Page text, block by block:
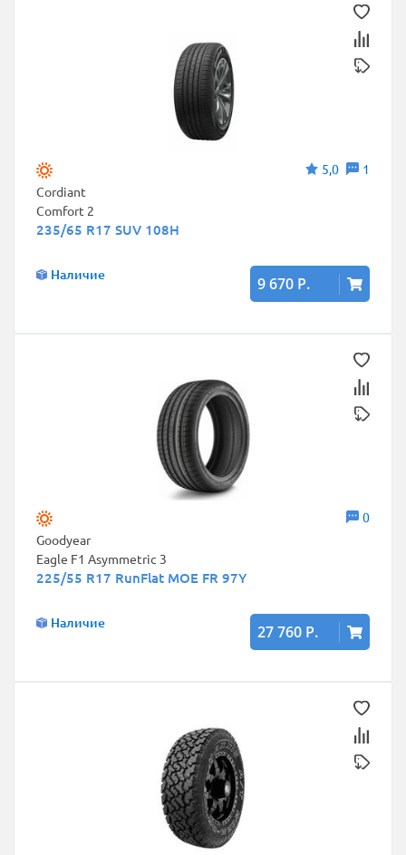
5,0
1
Cordiant
Comfort 2
235/65 R17 SUV 108H
Наличие 9 670 Р.
0
Goodyear
Eagle F1 Asymmetric 3
225/55 R17 RunFlat MOE FR 97Y
Наличие 27 760 Р.